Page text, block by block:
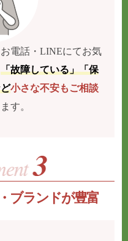
電話・LINEにてお気
「故障している」「保
小さな不安もご相談
す。
ブランドが豊富